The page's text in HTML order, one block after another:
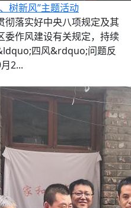
树新风”主题活动
彻落实好中央八项规定及其
委作风建设有关规定，持续
四风&rdquo;问题反
2...